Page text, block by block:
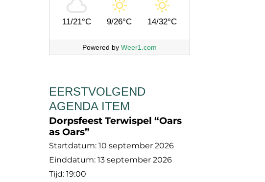
11/21°C 9/26°C 14/32°C
Powered by Weer1.com
EERSTVOLGEND
AGENDA ITEM
Dorpsfeest Terwispel “Oars
as Oars”
Startdatum: 10 september 2026
Einddatum: 13 september 2026
Tijd: 19:00